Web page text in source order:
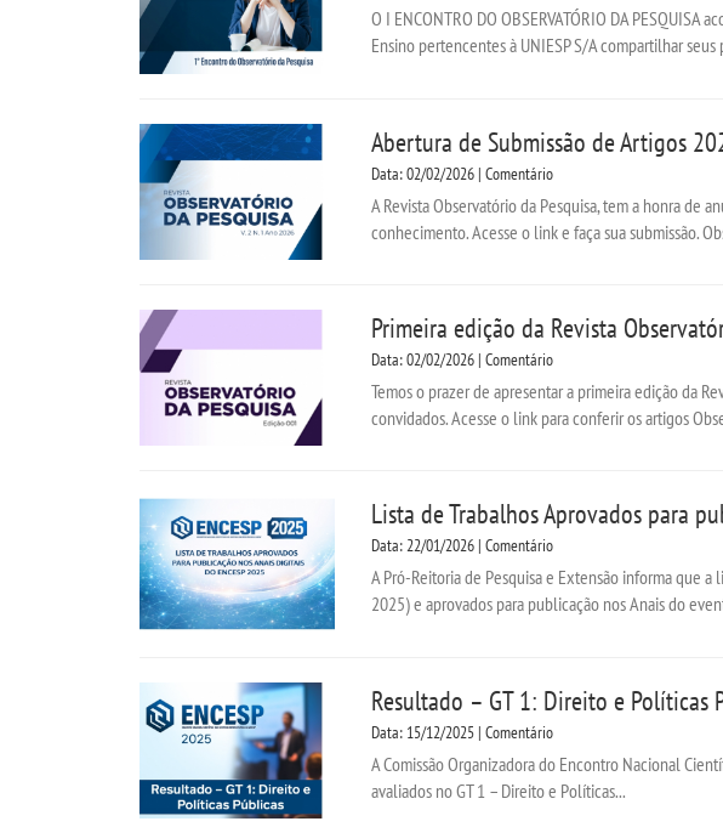
O I ENCONTRO DO OBSERVATÓRIO DA
Ensino pertencentes à UNIESP S/A compartilhar
Abertura de Submissão de Artigos
Data: 02/02/2026 | Comentário
A Revista Observatório da Pesquisa, tem a honra de
conhecimento. Acesse o link e faça sua submissão.
Primeira edição da Revista
Data: 02/02/2026 | Comentário
Temos o prazer de apresentar a primeira edição da
convidados. Acesse o link para conferir os artigos
Lista de Trabalhos Aprovados para
Data: 22/01/2026 | Comentário
A Pró-Reitoria de Pesquisa e Extensão informa que a
2025) e aprovados para publicação nos Anais do
Resultado – GT 1: Direito e Políticas
Data: 15/12/2025 | Comentário
A Comissão Organizadora do Encontro Nacional
avaliados no GT 1 – Direito e Políticas...